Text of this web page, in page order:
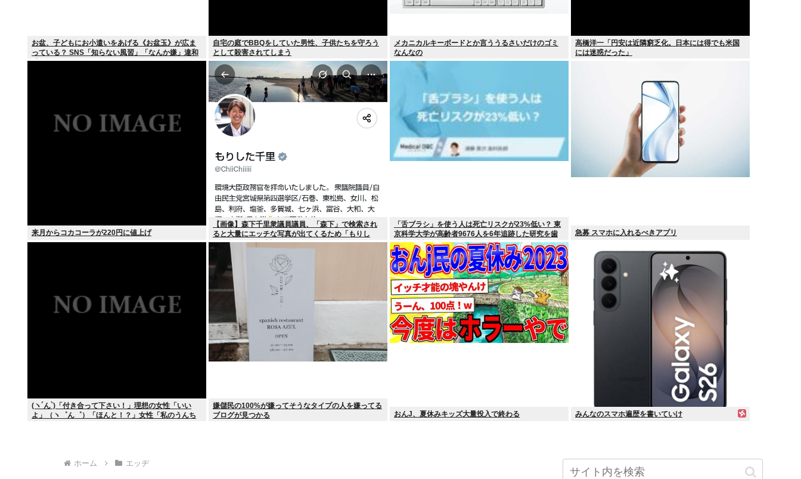
お盆、子どもにお小遣いをあげる《お盆玉》が広ま
っている？ SNS「知らない風習」「なんか嫌」違和
感を抱く人も
自宅の庭でBBQをしていた男性、子供たちを守ろう
として殺害されてしまう
メカニカルキーボードとか言ううるさいだけのゴミ
なんなの
高橋洋一「円安は近隣窮乏化。日本には得でも米国
には迷惑だった」
来月からコカコーラが220円に値上げ
【画像】森下千里衆議員議員、「森下」で検索され
ると大量にエッチな写真が出てくるため「もりし
た」とひらがな表記にwww
「舌ブラシ」を使う人は死亡リスクが23%低い？ 東
京科学大学が高齢者9676人を6年追跡した研究を歯
科医が解説
急募 スマホに入れるべきアプリ
(ヽ´ん`)「付き合って下さい！」理想の女性「いい
よ」（ヽ゜ん゜）「ほんと！？」女性「私のうんち
嫌儲民の100%が嫌ってそうなタイプの人を嫌ってる
ブログが見つかる
おんJ、夏休みキッズ大量投入で終わる みんなのスマホ遍歴を書いていけ
ホーム エッヂ